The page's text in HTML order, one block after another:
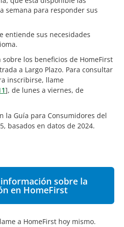
semana para responder sus
entiende sus necesidades
los beneficios de HomeFirst
a Largo Plazo. Para consultar
inscribirse, llame
], de lunes a viernes, de
la Guía para Consumidores del
basados en datos de 2024.
sobre la
en HomeFirst
a HomeFirst hoy mismo.